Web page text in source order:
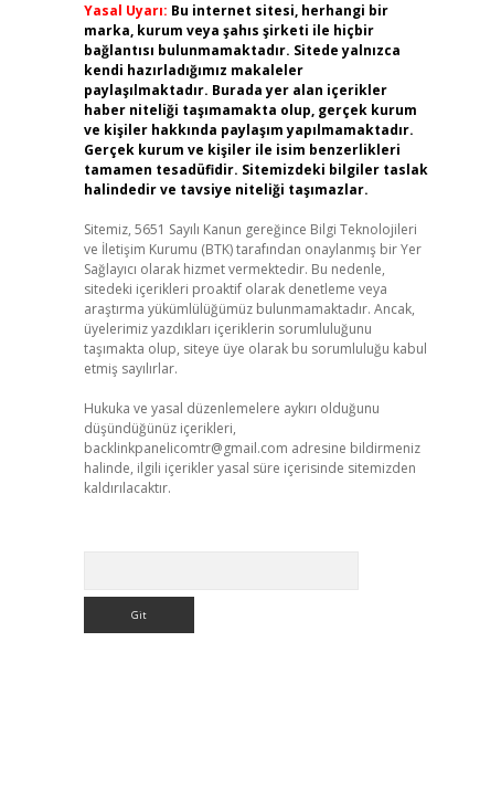
Yasal Uyarı: Bu internet sitesi, herhangi bir
marka, kurum veya şahıs şirketi ile hiçbir
bağlantısı bulunmamaktadır. Sitede yalnızca
kendi hazırladığımız makaleler
paylaşılmaktadır. Burada yer alan içerikler
haber niteliği taşımamakta olup, gerçek kurum
ve kişiler hakkında paylaşım yapılmamaktadır.
Gerçek kurum ve kişiler ile isim benzerlikleri
tamamen tesadüfidir. Sitemizdeki bilgiler taslak
halindedir ve tavsiye niteliği taşımazlar.
Sitemiz, 5651 Sayılı Kanun gereğince Bilgi Teknolojileri
ve İletişim Kurumu (BTK) tarafından onaylanmış bir Yer
Sağlayıcı olarak hizmet vermektedir. Bu nedenle,
sitedeki içerikleri proaktif olarak denetleme veya
araştırma yükümlülüğümüz bulunmamaktadır. Ancak,
üyelerimiz yazdıkları içeriklerin sorumluluğunu
taşımakta olup, siteye üye olarak bu sorumluluğu kabul
etmiş sayılırlar.
Hukuka ve yasal düzenlemelere aykırı olduğunu
düşündüğünüz içerikleri,
backlinkpanelicomtr@gmail.com adresine bildirmeniz
halinde, ilgili içerikler yasal süre içerisinde sitemizden
kaldırılacaktır.